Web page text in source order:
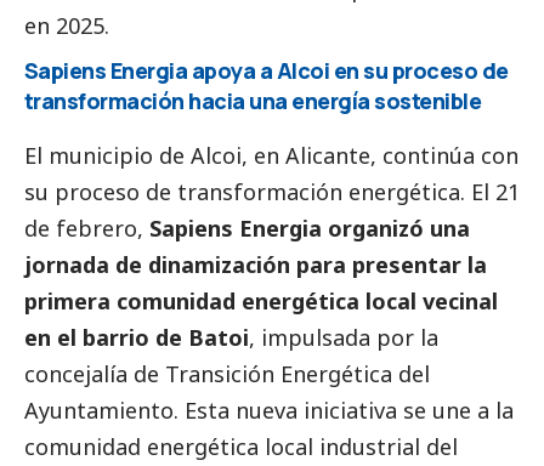
en 2025.
Sapiens Energia apoya a Alcoi en su proceso de
transformación hacia una energía sostenible
El municipio de Alcoi, en Alicante, continúa con
su proceso de transformación energética. El 21
de febrero, Sapiens Energia organizó una
jornada de dinamización para presentar la
primera comunidad energética local vecinal
en el barrio de Batoi, impulsada por la
concejalía de Transición Energética del
Ayuntamiento. Esta nueva iniciativa se une a la
comunidad energética local industrial del